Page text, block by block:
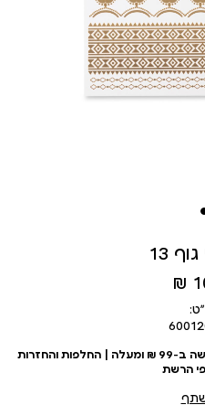
13
מחיר
מוצר
עלות משלוח 19 ₪ | משלוח חינם ברכישה ב-99 ₪ ומעלה | החלפות והחזרות
הרשת